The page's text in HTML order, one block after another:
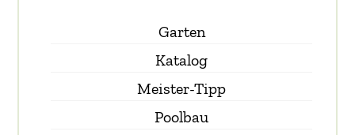
Garten
Katalog
Meister-Tipp
Poolbau